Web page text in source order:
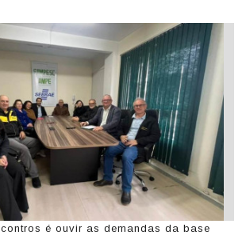
é ouvir as demandas da base